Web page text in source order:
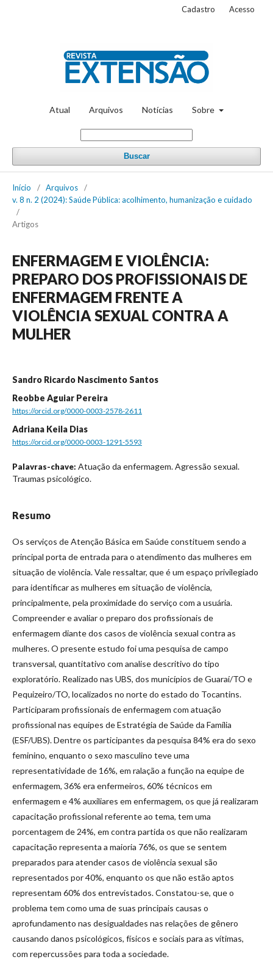
Atual Arquivos Notícias Sobre
Buscar
Cadastro Acesso
Início / Arquivos
/
v. 8 n. 2 (2024): Saúde Pública: acolhimento, humanização e cuidado
/
Artigos
ENFERMAGEM E VIOLÊNCIA:
PREPARO DOS PROFISSIONAIS DE
ENFERMAGEM FRENTE A
VIOLÊNCIA SEXUAL CONTRA A
MULHER
Sandro Ricardo Nascimento Santos
Reobbe Aguiar Pereira
https://orcid.org/0000-0003-2578-2611
Adriana Keila Dias
https://orcid.org/0000-0003-1291-5593
Palavras-chave: Atuação da enfermagem. Agressão sexual.
Traumas psicológico.
Resumo
Os serviços de Atenção Básica em Saúde constituem sendo a
principal porta de entrada para o atendimento das mulheres em
situação de violência. Vale ressaltar, que é um espaço privilegiado
para identificar as mulheres em situação de violência,
principalmente, pela proximidade do serviço com a usuária.
Compreender e avaliar o preparo dos profissionais de
enfermagem diante dos casos de violência sexual contra as
mulheres. O presente estudo foi uma pesquisa de campo
transversal, quantitativo com analise descritivo do tipo
exploratório. Realizado nas UBS, dos municípios de Guaraí/TO e
Pequizeiro/TO, localizados no norte do estado do Tocantins.
Participaram profissionais de enfermagem com atuação
profissional nas equipes de Estratégia de Saúde da Família
(ESF/UBS). Dentre os participantes da pesquisa 84% era do sexo
feminino, enquanto o sexo masculino teve uma
representatividade de 16%, em ralação a função na equipe de
enfermagem, 36% era enfermeiros, 60% técnicos em
enfermagem e 4% auxiliares em enfermagem, os que já realizaram
capacitação profissional referente ao tema, tem uma
porcentagem de 24%, em contra partida os que não realizaram
capacitação representa a maioria 76%, os que se sentem
preparados para atender casos de violência sexual são
representados por 40%, enquanto os que não estão aptos
representam 60% dos entrevistados. Constatou-se, que o
problema tem como uma de suas principais causas o
aprofundamento nas desigualdades nas relações de gênero
causando danos psicológicos, físicos e sociais para as vítimas,
com repercussões para toda a sociedade.